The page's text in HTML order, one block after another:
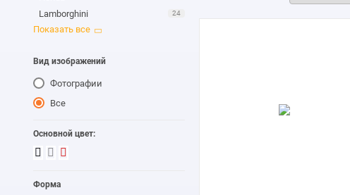
Lamborghini 24
Mercedes
Mustang
Nissan
Porsche
Вид изображений
Фотографии
Все
Основной цвет:
Форма